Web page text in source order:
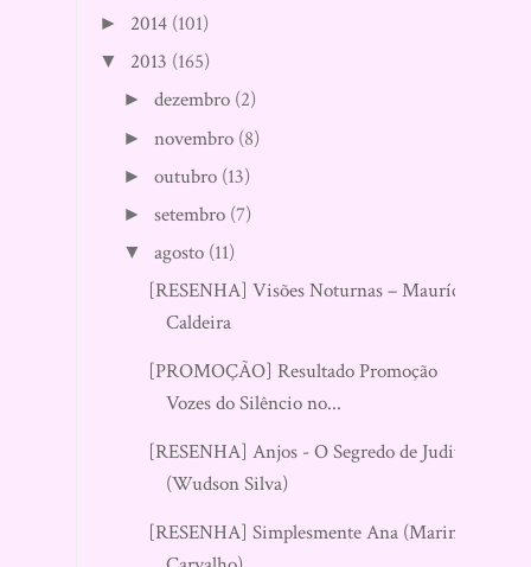
► 2014 (101)
▼ 2013 (165)
►dezembro (2)
►novembro (8)
►outubro (13)
►setembro (7)
▼ agosto (11)
[RESENHA] Visões Noturnas – Maurício
Caldeira
[PROMOÇÃO] Resultado Promoção
Vozes do Silêncio no...
[RESENHA] Anjos - O Segredo de Judith
(Wudson Silva)
[RESENHA] Simplesmente Ana (Marina